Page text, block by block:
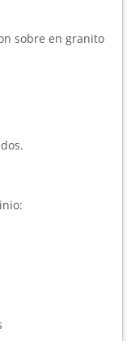
sobre en granito